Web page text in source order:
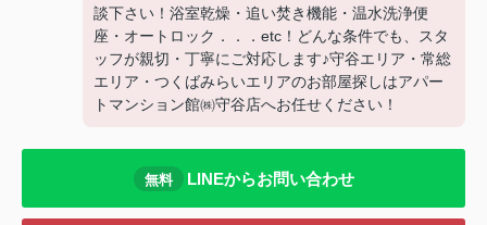
談下さい！浴室乾燥・追い焚き機能・温水洗浄便
座・オートロック．．．etc！どんな条件でも、スタ
ッフが親切・丁寧にご対応します♪守谷エリア・常総
エリア・つくばみらいエリアのお部屋探しはアパー
トマンション館㈱守谷店へお任せください！
無料 LINEからお問い合わせ